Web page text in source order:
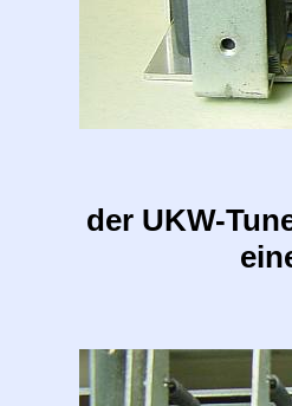
der UKW-